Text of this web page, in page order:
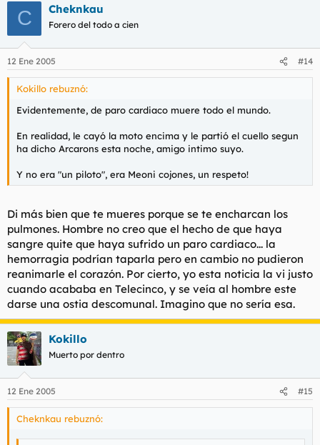
Meoni siempre fue el quebradero de cabeza de los
Españoles :? Pobrecito Dios lo tenga en su gloria.
no hay etapa.
R.I.P.
C Cheknkau
Forero del todo a cien
12 Ene 2005 #14
Kokillo rebuznó:
Evidentemente, de paro cardiaco muere todo el mundo.
En realidad, le cayó la moto encima y le partió el cuello segun
ha dicho Arcarons esta noche, amigo intimo suyo.
Y no era "un piloto", era Meoni cojones, un respeto!
Di más bien que te mueres porque se te encharcan los
pulmones. Hombre no creo que el hecho de que haya
sangre quite que haya sufrido un paro cardiaco... la
hemorragia podrían taparla pero en cambio no pudieron
reanimarle el corazón. Por cierto, yo esta noticia la vi justo
cuando acababa en Telecinco, y se veía al hombre este
darse una ostia descomunal. Imagino que no sería esa.
Kokillo
Muerto por dentro
12 Ene 2005 #15
Cheknkau rebuznó: